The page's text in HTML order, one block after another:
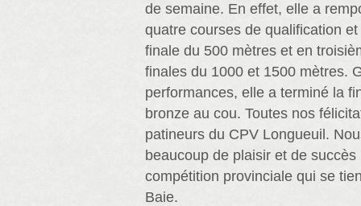
de semaine. En effet, elle a
quatre courses de qualification
finale du 500 mètres et en
finales du 1000 et 1500 mètres.
performances, elle a terminé la
bronze au cou. Toutes nos
patineurs du CPV Longueuil.
beaucoup de plaisir et de
compétition provinciale qui se
Baie.